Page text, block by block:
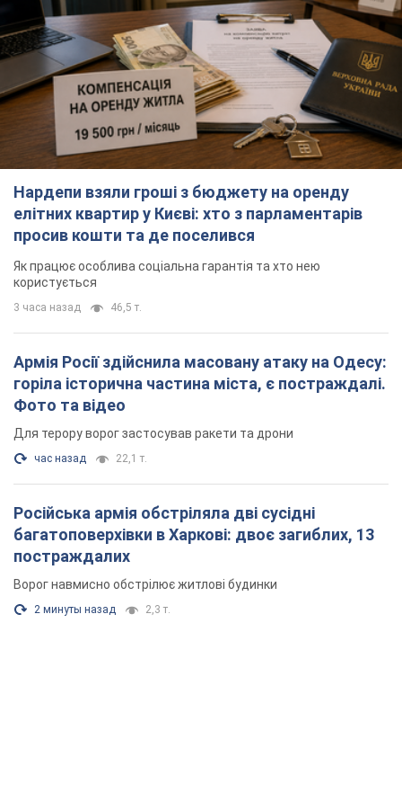
Нардепи взяли гроші з бюджету на оренду
елітних квартир у Києві: хто з парламентарів
просив кошти та де поселився
Як працює особлива соціальна гарантія та хто нею
користується
3 часа назад 46,5 т.
Армія Росії здійснила масовану атаку на Одесу:
горіла історична частина міста, є постраждалі.
Фото та відео
Для терору ворог застосував ракети та дрони
час назад 22,1 т.
Російська армія обстріляла дві сусідні
багатоповерхівки в Харкові: двоє загиблих, 13
постраждалих
Ворог навмисно обстрілює житлові будинки
2 минуты назад 2,3 т.